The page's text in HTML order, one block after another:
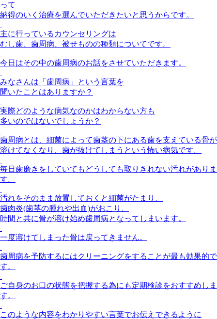
って
納得のいく治療を選んでいただきたいと思うからです。
主に行っているカウンセリングは
むし歯、歯周病、被せものの種類についてです。
今日はその中の歯周病のお話をさせていただきます。
みなさんは「歯周病」という言葉を
聞いたことはありますか？
実際どのような病気なのかはわからない方も
多いのではないでしょうか？
歯周病とは、細菌によって歯茎の下にある歯を支えている骨が
溶けてなくなり、歯が抜けてしまうという怖い病気です。
毎日歯磨きをしていてもどうしても取りきれない汚れがありま
す。
汚れをそのまま放置しておくと細菌がたまり、
歯肉炎(歯茎の腫れや出血)がおこり、
時間と共に骨が溶け始め歯周病となってしまいます。
一度溶けてしまった骨は戻ってきません。
歯周病を予防するにはクリーニングをすることが最も効果的で
す。
ご自身のお口の状態を把握する為にも定期検診をおすすめしま
す。
このような内容をわかりやすい言葉でお伝えできるように